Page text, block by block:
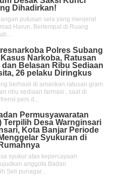
Dihadirkan!
putusan sela yang menjerat
Harun, Bertempat di Ruang
Polres Subang
Narkoba, Ratusan
dan Belasan Ribu Sediaan
26 pelaku Diringkus
berhasil di amankan ratusan gram
ribu sediaan farmasi , saat di
pers d...
Permusyawaratan
Terpilih Desa Warnginsari
Kota Banjar Periode
Syukuran di
syukur atas kepercayaan
anggota Badan
Seli punagar...